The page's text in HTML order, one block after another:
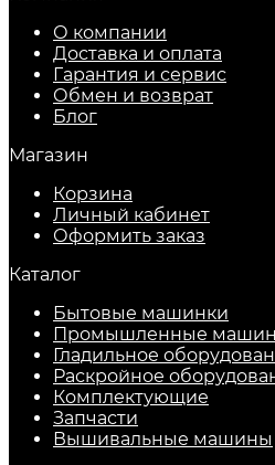
О компании
Доставка и оплата
Гарантия и сервис
Обмен и возврат
Блог
Магазин
Корзина
Личный кабинет
Оформить заказ
Каталог
Бытовые машинки
Промышленные
Гладильное
Раскройное
Комплектующие
Запчасти
Вышивальные машины